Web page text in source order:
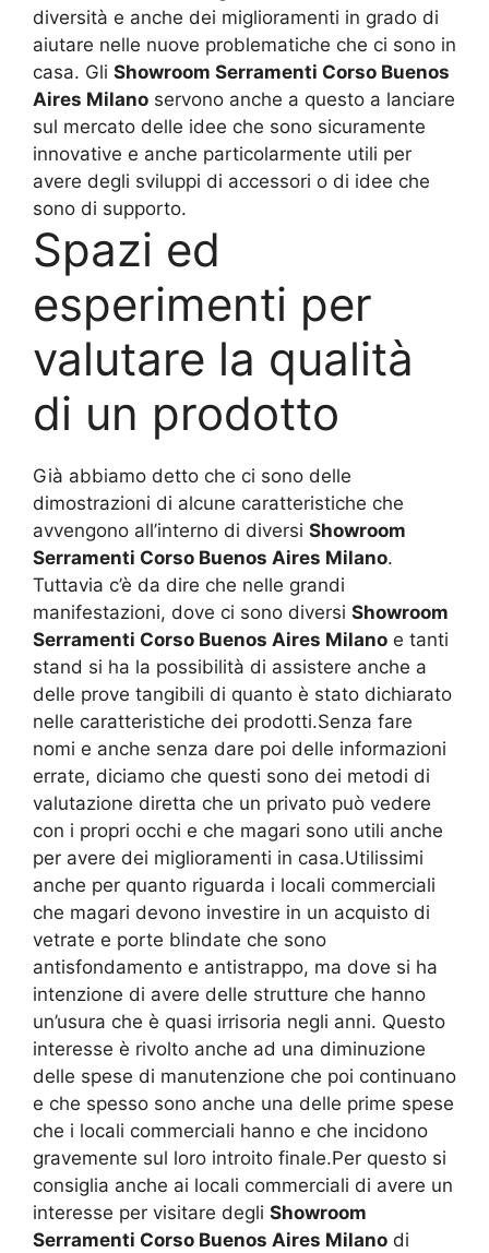
diversità e anche dei miglioramenti in grado di
aiutare nelle nuove problematiche che ci sono in
casa. Gli Showroom Serramenti Corso Buenos
Aires Milano servono anche a questo a lanciare
sul mercato delle idee che sono sicuramente
innovative e anche particolarmente utili per
avere degli sviluppi di accessori o di idee che
sono di supporto.
Spazi ed
esperimenti per
valutare la qualità
di un prodotto
Già abbiamo detto che ci sono delle
dimostrazioni di alcune caratteristiche che
avvengono all’interno di diversi Showroom
Serramenti Corso Buenos Aires Milano.
Tuttavia c’è da dire che nelle grandi
manifestazioni, dove ci sono diversi Showroom
Serramenti Corso Buenos Aires Milano e tanti
stand si ha la possibilità di assistere anche a
delle prove tangibili di quanto è stato dichiarato
nelle caratteristiche dei prodotti.Senza fare
nomi e anche senza dare poi delle informazioni
errate, diciamo che questi sono dei metodi di
valutazione diretta che un privato può vedere
con i propri occhi e che magari sono utili anche
per avere dei miglioramenti in casa.Utilissimi
anche per quanto riguarda i locali commerciali
che magari devono investire in un acquisto di
vetrate e porte blindate che sono
antisfondamento e antistrappo, ma dove si ha
intenzione di avere delle strutture che hanno
un’usura che è quasi irrisoria negli anni. Questo
interesse è rivolto anche ad una diminuzione
delle spese di manutenzione che poi continuano
e che spesso sono anche una delle prime spese
che i locali commerciali hanno e che incidono
gravemente sul loro introito finale.Per questo si
consiglia anche ai locali commerciali di avere un
interesse per visitare degli Showroom
Serramenti Corso Buenos Aires Milano di